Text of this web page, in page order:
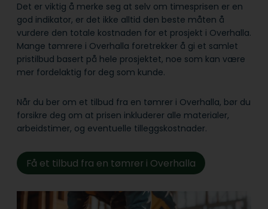
Det er viktig å merke seg at selv om timesprisen er en
god indikator, er det ikke alltid den beste måten å
vurdere den totale kostnaden for et prosjekt i Overhalla.
Mange tømrere i Overhalla foretrekker å gi et samlet
pristilbud basert på hele prosjektet, noe som kan være
mer fordelaktig for deg som kunde.
Når du ber om et tilbud fra en tømrer i Overhalla, bør du
forsikre deg om at prisen inkluderer alle materialer,
arbeidstimer, og eventuelle tilleggskostnader.
Få et tilbud fra en tømrer i Overhalla